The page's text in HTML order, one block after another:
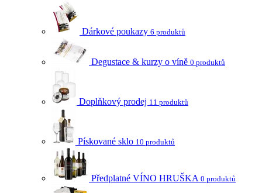
Dárkové poukazy 6 produktů
Degustace & kurzy o víně 0 produktů
Doplňkový prodej 11 produktů
Pískované sklo 10 produktů
Předplatné VÍNO HRUŠKA 0 produktů